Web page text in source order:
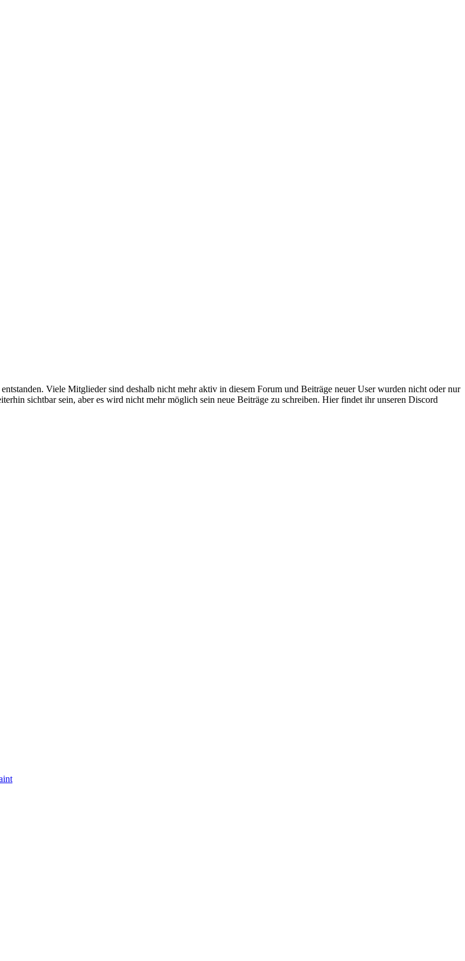
Viele Mitglieder sind deshalb nicht mehr aktiv in diesem Forum und Beiträge neuer User wurden nicht oder nur
sichtbar sein, aber es wird nicht mehr möglich sein neue Beiträge zu schreiben. Hier findet ihr unseren Discord